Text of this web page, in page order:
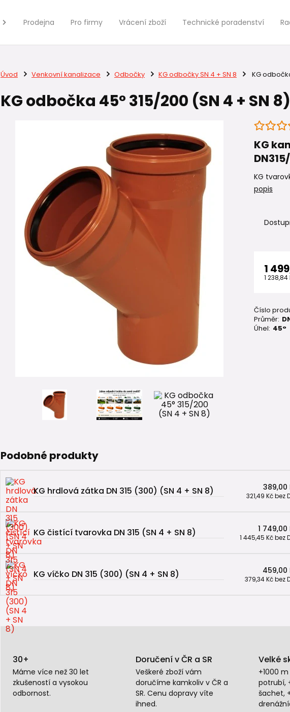
Prodejna Pro firmy Vrácení zboží Technické poradenství
Úvod Venkovní kanalizace Odbočky KG odbočky SN 4 + SN 8 KG
KG odbočka 45° 315/200 (SN 4 + SN 8)
KG
KG
popis
1
1 238,84
Číslo
Průměr:
Úhel: 45°
Podobné produkty
KG hrdlová zátka DN 315 (300) (SN 4 + SN 8) 389,00
321,49 Kčbez
KG čistící tvarovka DN 315 (SN 4 + SN 8) 1 749,00
1 445,45 Kčbez
KG víčko DN 315 (300) (SN 4 + SN 8) 459,00
379,34 Kčbez
30+
Máme více než 30 let
zkušeností a vysokou
odbornost.
Doručení v ČR a SR
Veškeré zboží vám
doručíme kamkoliv v ČR a
SR. Cenu dopravy víte
ihned.
Velké
+1000
potrubí,
šachet,